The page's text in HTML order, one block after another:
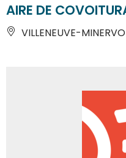
AIRE DE
VILLENEUVE-